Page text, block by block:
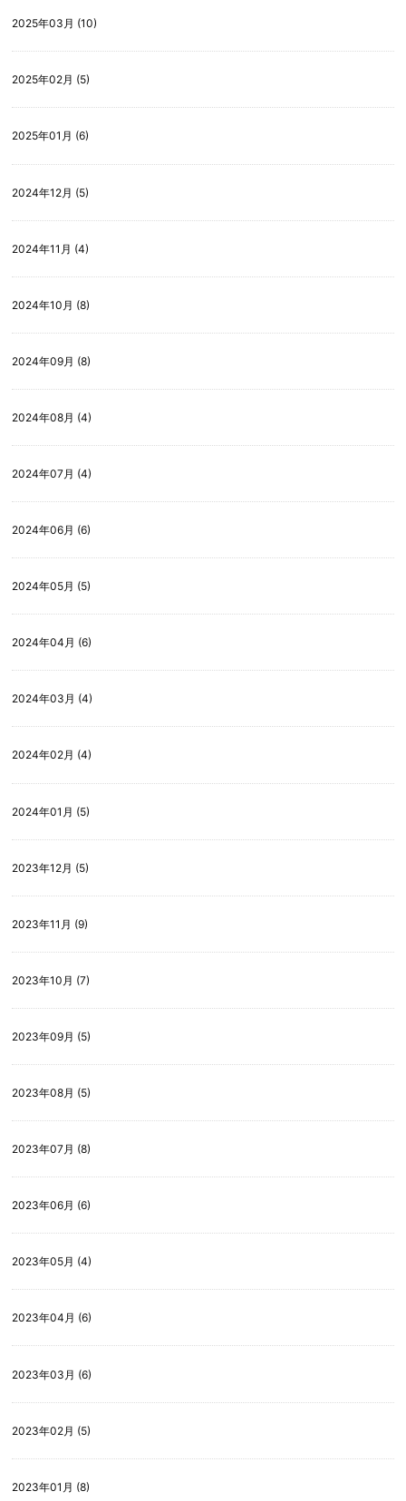
2025年03月 (10)
2025年02月 (5)
2025年01月 (6)
2024年12月 (5)
2024年11月 (4)
2024年10月 (8)
2024年09月 (8)
2024年08月 (4)
2024年07月 (4)
2024年06月 (6)
2024年05月 (5)
2024年04月 (6)
2024年03月 (4)
2024年02月 (4)
2024年01月 (5)
2023年12月 (5)
2023年11月 (9)
2023年10月 (7)
2023年09月 (5)
2023年08月 (5)
2023年07月 (8)
2023年06月 (6)
2023年05月 (4)
2023年04月 (6)
2023年03月 (6)
2023年02月 (5)
2023年01月 (8)